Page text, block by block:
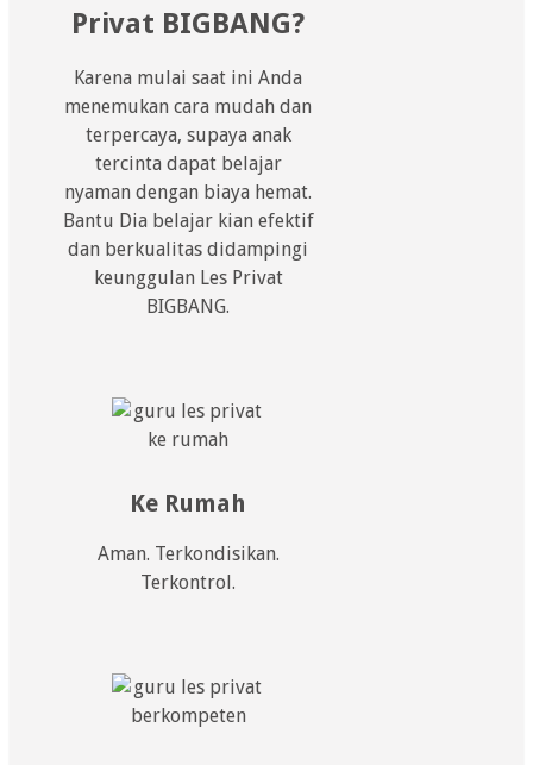
Privat BIGBANG?
Karena mulai saat ini Anda
menemukan cara mudah dan
terpercaya, supaya anak
tercinta dapat belajar
nyaman dengan biaya hemat.
Bantu Dia belajar kian efektif
dan berkualitas didampingi
keunggulan Les Privat
BIGBANG.
Ke Rumah
Aman. Terkondisikan.
Terkontrol.